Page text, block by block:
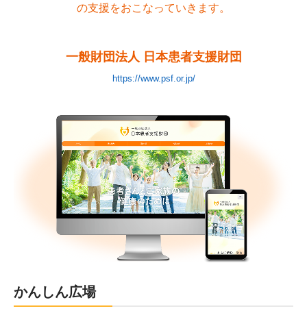
の支援をおこなっていきます。
一般財団法人 日本患者支援財団
https://www.psf.or.jp/
かんしん広場